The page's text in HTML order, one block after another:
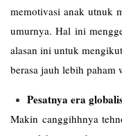
memotivasi anak utnuk
umurnya. Hal ini
alasan ini untuk
berasa jauh lebih
Pesatnya era
Makin canggihhnya